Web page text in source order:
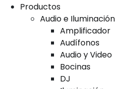
Productos
Audio e Iluminación
Amplificador
Audífonos
Audio y Video
Bocinas
DJ